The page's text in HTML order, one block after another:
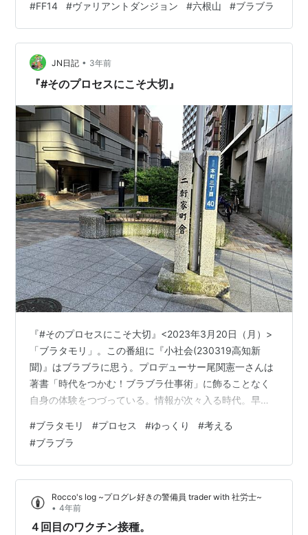
ってます＞＜ 夏に良い？マウントですね～ 今日も素敵な
一日になりますように～
#FF14 #ヴァリアントダンジョン #六根山 #ブラブラ
JN日記 • 3年前
『#そのプロセスにこそ大切』
『#そのプロセスにこそ大切』<2023年3月20日（月）>
「ブラタモリ」。この番組に『小社会(230319高知新
聞)』はブラブラに思う。プロデューサー尾関憲一さんは
著書「時代をつかむ！ブラブラ仕事術」に飾ることなく
自身の体験をつづっている。情報が次々入る時代。早く
立ち止まる。番組ではタモリさんらが小首をかしげ、あ
あだこうだと言いながら、ゆっくり行く。自分で見つけ
る、自分で気づく。ロケ地の人々への感謝の思いも強
い。入念に下調べし台本はきっちりつくるが、タモリさ
んらには見せない。面白さは想定外から生まれる。若い
頃、リポートをつくるのにデスクに台本…
#ブラタモリ #プロセス #ゆっくり #考える
#ブラブラ
Rocco's log ~プログレ好きの警備員 trader with 社労士~
• 4年前
４回目のワクチン接種。